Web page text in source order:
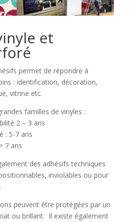
et
permet de répondre à
: identification, décoration,
vitrine etc.
familles de vinyles :
2 – 3 ans
: 5-7 ans
7 ans
des adhésifs techniques
inviolables ou pour
peuvent être protégées par un
ou brillant. Il existe également